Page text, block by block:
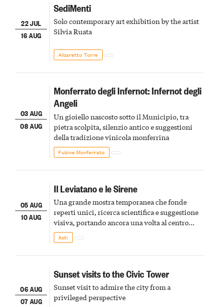
22 JUL
16 AUG
SediMenti
Solo contemporary art exhibition by the artist
Silvia Ruata
Albaretto Torre
03 AUG
08 AUG
Monferrato degli Infernot: Infernot degli
Angeli
Un gioiello nascosto sotto il Municipio, tra
pietra scolpita, silenzio antico e suggestioni
della tradizione vinicola monferrina
Fubine Monferrato
05 AUG
10 AUG
Il Leviatano e le Sirene
Una grande mostra temporanea che fonde
reperti unici, ricerca scientifica e suggestione
visiva, portando ancora una volta al centro
della scena le meraviglie del passato astigiano
Asti
06 AUG
07 AUG
Sunset visits to the Civic Tower
Sunset visit to admire the city from a
privileged perspective